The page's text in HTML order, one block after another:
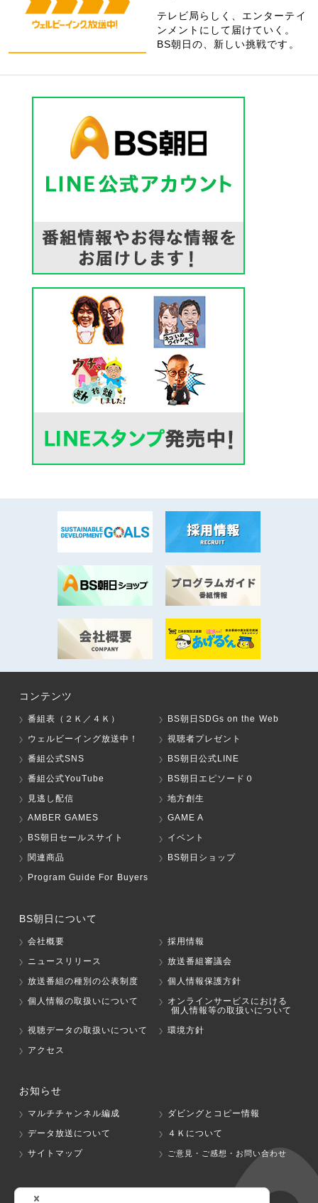
テレビ局らしく、エンターテイ
ンメントにして届けていく。
BS朝日の、新しい挑戦です。
コンテンツ
番組表（２Ｋ／４Ｋ）
BS朝日SDGs on the Web
ウェルビーイング放送中！
視聴者プレゼント
番組公式SNS
BS朝日公式LINE
番組公式YouTube
BS朝日エピソード０
見逃し配信
地方創生
AMBER GAMES
GAME A
BS朝日セールスサイト
イベント
関連商品
BS朝日ショップ
Program Guide For Buyers
BS朝日について
会社概要
採用情報
ニュースリリース
放送番組審議会
放送番組の種別の公表制度
個人情報保護方針
個人情報の取扱いについて
オンラインサービスにおける
個人情報等の取扱いについて
視聴データの取扱いについて
環境方針
アクセス
お知らせ
マルチチャンネル編成
ダビングとコピー情報
データ放送について
４Ｋについて
サイトマップ
ご意見・ご感想・お問い合わせ
グループ会社